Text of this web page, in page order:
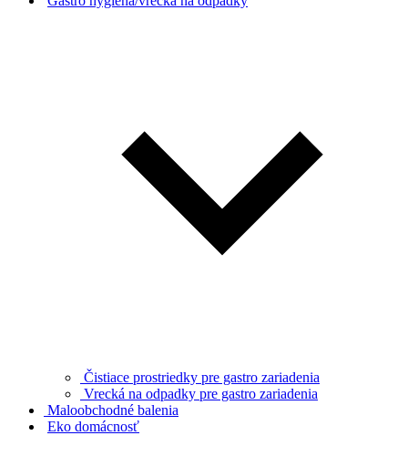
Čistiace prostriedky pre gastro zariadenia
Vrecká na odpadky pre gastro zariadenia
Maloobchodné balenia
Eko domácnosť